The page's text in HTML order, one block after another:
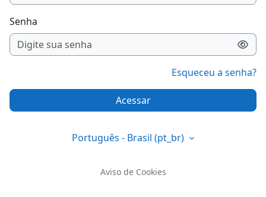
Senha
Esqueceu a senha?
Acessar
Português - Brasil ‎(pt_br)‎
Aviso de Cookies